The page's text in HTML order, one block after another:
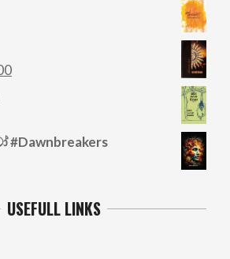
Current
USEFULL LINKS